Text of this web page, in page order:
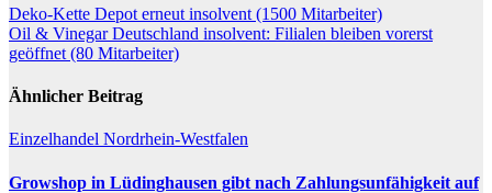
Beitragsnavigation
Deko-Kette Depot erneut insolvent (1500 Mitarbeiter)
Oil & Vinegar Deutschland insolvent: Filialen bleiben vorerst
geöffnet (80 Mitarbeiter)
Ähnlicher Beitrag
Einzelhandel Nordrhein-Westfalen
Growshop in Lüdinghausen gibt nach Zahlungsunfähigkeit auf